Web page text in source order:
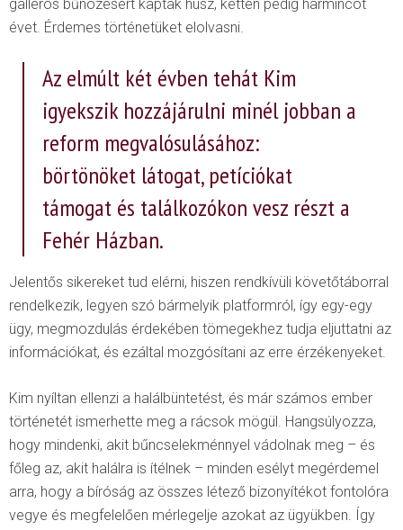
galléros bűnözésért kaptak húsz, ketten pedig harmincöt
évet. Érdemes történetüket elolvasni.
Az elmúlt két évben tehát Kim
igyekszik hozzájárulni minél jobban a
reform megvalósulásához:
börtönöket látogat, petíciókat
támogat és találkozókon vesz részt a
Fehér Házban.
Jelentős sikereket tud elérni, hiszen rendkívüli követőtáborral
rendelkezik, legyen szó bármelyik platformról, így egy-egy
ügy, megmozdulás érdekében tömegekhez tudja eljuttatni az
információkat, és ezáltal mozgósítani az erre érzékenyeket.
Kim nyíltan ellenzi a halálbüntetést, és már számos ember
történetét ismerhette meg a rácsok mögül. Hangsúlyozza,
hogy mindenki, akit bűncselekménnyel vádolnak meg – és
főleg az, akit halálra is ítélnek – minden esélyt megérdemel
arra, hogy a bíróság az összes létező bizonyítékot fontolóra
vegye és megfelelően mérlegelje azokat az ügyükben. Így